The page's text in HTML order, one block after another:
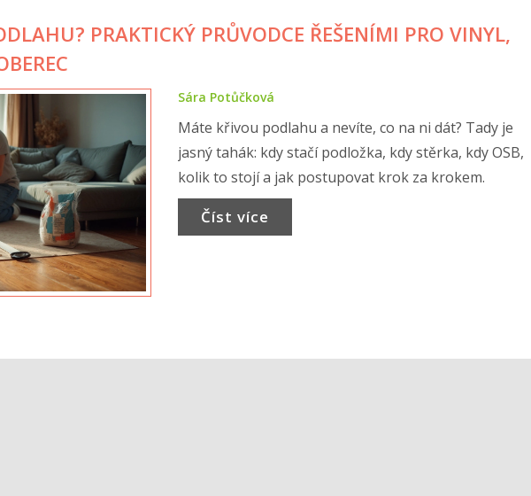
PRAKTICKÝ PRŮVODCE ŘEŠENÍMI PRO VINYL,
Sára Potůčková
Máte křivou podlahu a nevíte, co na ni dát? Tady je
jasný tahák: kdy stačí podložka, kdy stěrka, kdy OSB,
kolik to stojí a jak postupovat krok za krokem.
Číst více